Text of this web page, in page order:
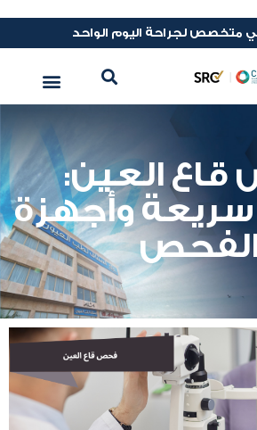
متخصص لجراحة اليوم الواحد
العين:
وأجهزة